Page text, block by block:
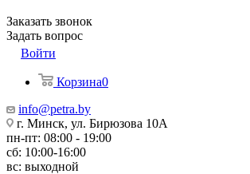
Заказать звонок
Задать вопрос
Войти
Корзина0
info@petra.by
г. Минск, ул. Бирюзова 10А
пн-пт: 08:00 - 19:00
сб: 10:00-16:00
вс: выходной